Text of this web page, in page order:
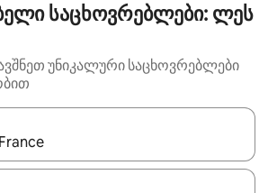
საცხოვრებლები: ლეს
უნიკალური საცხოვრებლები
გახდება, ნავიგაციისთვის